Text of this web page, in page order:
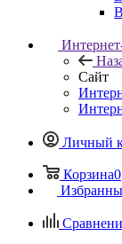
Сайт
Личный
Корзина0